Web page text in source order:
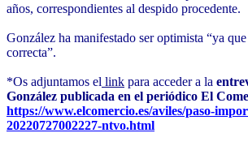
años, correspondientes al despido procedente.
González ha manifestado ser optimista “ya
correcta”.
*Os adjuntamos el link para acceder a la
González publicada en el periódico El
https://www.elcomercio.es/aviles/paso-
20220727002227-ntvo.html